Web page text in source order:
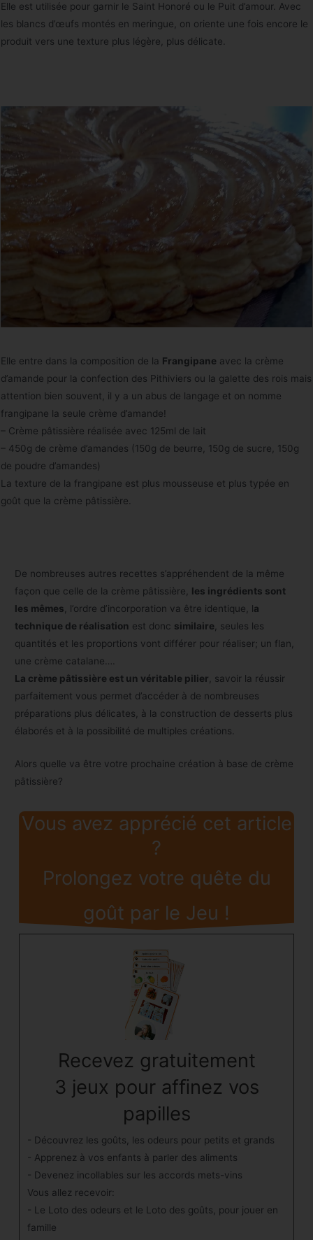
Elle est utilisée pour garnir le Saint Honoré ou le Puit d’amour. Avec
les blancs d’œufs montés en meringue, on oriente une fois encore le
produit vers une texture plus légère, plus délicate.
Elle entre dans la composition de la Frangipane avec la crème
d’amande pour la confection des Pithiviers ou la galette des rois mais
attention bien souvent, il y a un abus de langage et on nomme
frangipane la seule crème d’amande!
– Crème pâtissière réalisée avec 125ml de lait
– 450g de crème d’amandes (150g de beurre, 150g de sucre, 150g
de poudre d’amandes)
La texture de la frangipane est plus mousseuse et plus typée en
goût que la crème pâtissière.
De nombreuses autres recettes s’appréhendent de la même
façon que celle de la crème pâtissière, les ingrédients sont
les mêmes , l’ordre d’incorporation va être identique, la
technique de réalisation est donc similaire , seules les
quantités et les proportions vont différer pour réaliser; un flan,
une crème catalane….
La crème pâtissière est un véritable pilier , savoir la réussir
parfaitement vous permet d’accéder à de nombreuses
préparations plus délicates, à la construction de desserts plus
élaborés et à la possibilité de multiples créations.
Alors quelle va être votre prochaine création à base de crème
pâtissière?
Vous avez apprécié cet article
?
Prolongez votre quête du
goût par le Jeu !
Recevez gratuitement
3 jeux pour afﬁnez vos
papilles
- Découvrez les goûts, les odeurs pour petits et grands
- Apprenez à vos enfants à parler des aliments
- Devenez incollables sur les accords mets-vins
Vous allez recevoir:
- Le Loto des odeurs et le Loto des goûts, pour jouer en
famille